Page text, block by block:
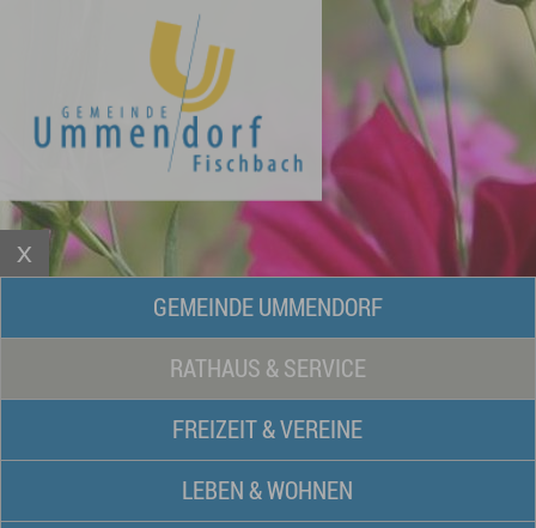
GEMEINDE UMMENDORF
RATHAUS & SERVICE
FREIZEIT & VEREINE
LEBEN & WOHNEN